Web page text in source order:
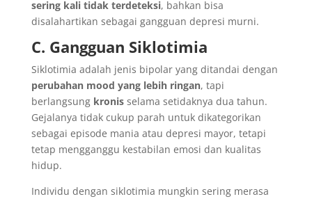
sering kali tidak terdeteksi, bahkan bisa
disalahartikan sebagai gangguan depresi murni.
C. Gangguan Siklotimia
Siklotimia adalah jenis bipolar yang ditandai dengan
perubahan mood yang lebih ringan, tapi
berlangsung kronisselama setidaknya dua tahun.
Gejalanya tidak cukup parah untuk dikategorikan
sebagai episode mania atau depresi mayor, tetapi
tetap mengganggu kestabilan emosi dan kualitas
hidup.
Individu dengan siklotimia mungkin sering merasa